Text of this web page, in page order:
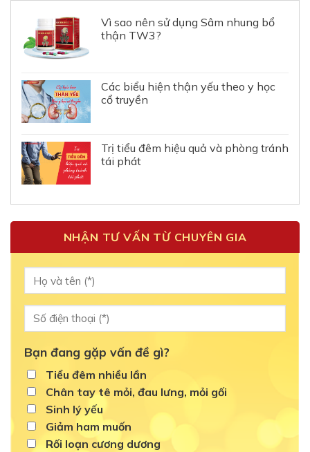
Vì sao nên sử dụng Sâm nhung bổ
thận TW3?
Các biểu hiện thận yếu theo y học
cổ truyền
Trị tiểu đêm hiệu quả và phòng tránh
tái phát
NHẬN TƯ VẤN TỪ CHUYÊN GIA
Bạn đang gặp vấn đề gì?
Tiểu đêm nhiều lần
Chân tay tê mỏi, đau lưng, mỏi gối
Sinh lý yếu
Giảm ham muốn
Rối loạn cương dương